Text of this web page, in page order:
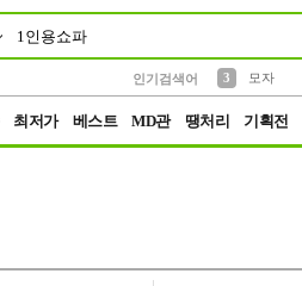
인기검색어
3
모자
최저가 베스트 MD관 땡처리 기획전